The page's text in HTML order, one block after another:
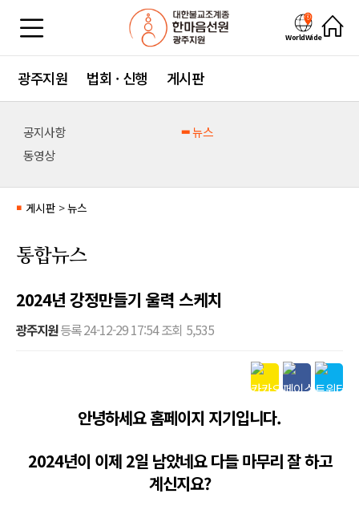
WorldWide
광주지원 법회 · 신행 게시판
공지사항
뉴스
동영상
■ 게시판 >뉴스
통합뉴스
2024년 강정만들기 울력 스케치
광주지원등록24-12-29 17:54조회 5,535
안녕하세요 홈페이지 지기입니다.
2024년이 이제 2일 남았네요 다들 마무리 잘 하고
계신지요?